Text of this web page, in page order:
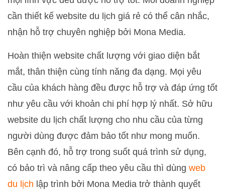
cần thiết kế website du lịch giá rẻ có thể cân nhắc,
nhận hỗ trợ chuyên nghiệp bởi Mona Media.
Hoàn thiện website chất lượng với giao diện bắt
mắt, thân thiện cùng tính năng đa dạng. Mọi yêu
cầu của khách hàng đều được hỗ trợ và đáp ứng tốt
như yêu cầu với khoản chi phí hợp lý nhất. Sở hữu
website du lịch chất lượng cho nhu cầu của từng
người dùng được đảm bảo tốt như mong muốn.
Bên cạnh đó, hỗ trợ trong suốt quá trình sử dụng,
có bảo trì và nâng cấp theo yêu cầu thì dùng web
du lịch lập trình bởi Mona Media trở thành quyết